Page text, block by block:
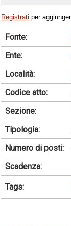
Registrati per
Fonte:
Ente:
Località:
Codice atto:
Sezione:
Tipologia:
Numero di posti:
Scadenza:
Tags: